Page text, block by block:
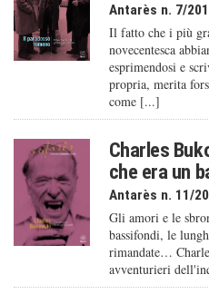
Antarès n. 7/
Il fatto che i più
novecentesca
esprimendosi e
propria, merita
come [...]
Charles
che era un
Antarès n. 11/
Gli amori e le
bassifondi, le
rimandate…
avventurieri